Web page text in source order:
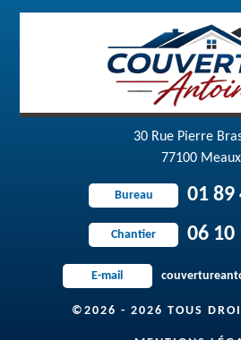
30 Rue Pierre
77100 Meaux
Bureau 01 89
Chantier 06 10
E-mail
©2026 - 2026 TOUS